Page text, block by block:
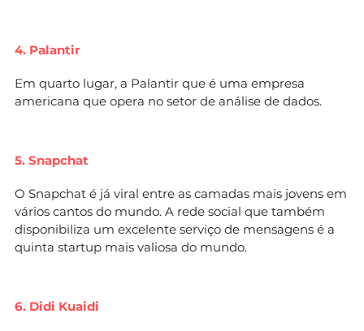
4. Palantir
Em quarto lugar, a Palantir que é uma empresa
americana que opera no setor de análise de dados.
5. Snapchat
O Snapchat é já viral entre as camadas mais jovens em
vários cantos do mundo. A rede social que também
disponibiliza um excelente serviço de mensagens é a
quinta startup mais valiosa do mundo.
6. Didi Kuaidi